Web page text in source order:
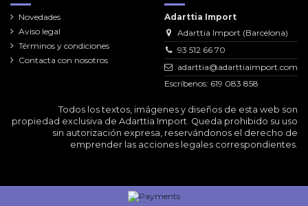
Novedades
Aviso legal
Términos y condiciones
Contacta con nosotros
Adarttia Import
Adarttia Import (Barcelona)
93 512 66 70
adarttia@adarttiaimport.com
Escríbenos: 619 083 858
Todos los textos, imágenes y diseños de esta web son
propiedad exclusiva de Adarttia Import. Queda prohibido su uso
sin autorización expresa, reservándonos el derecho de
emprender las acciones legales correspondientes.